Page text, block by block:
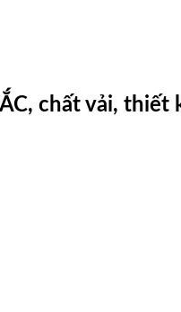
chất vải, thiết